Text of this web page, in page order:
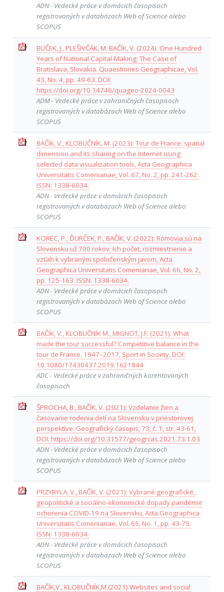
ADN - Vedecké práce v domácich časopisoch
registrovaných v databázach Web of Science alebo
SCOPUS
BUČEK, J., PLEŠIVČÁK, M. BAČÍK, V. (2024). One Hundred
Years of National Capital-Making: The Case of
Bratislava, Slovakia. Quaestiones Geographicae, Vol.
43, No. 4, pp. 49-63. DOI:
https://doi.org/10.14746/quageo-2024-0043
ADM - Vedecké práce v zahraničných časopisoch
registrovaných v databázach Web of Science alebo
SCOPUS
BAČÍK, V., KLOBUČNÍK, M. (2023): Tour de France: spatial
dimension and its sharing on the Internet using
selected data visualization tools, Acta Geographica
Universitatis Comenianae, Vol. 67, No. 2, pp. 241-262.
ISSN: 1338-6034.
ADN - Vedecké práce v domácich časopisoch
registrovaných v databázach Web of Science alebo
SCOPUS
KOREC, P., ĎURČEK, P., BAČÍK, V. (2022): Rómovia sú na
Slovensku už 700 rokov; Ich počet, rozmiestnenie a
vzťah k vybraným spoločenským javom, Acta
Geographica Universitatis Comenianae, Vol. 66, No. 2,
pp. 125-163. ISSN: 1338-6034.
ADN - Vedecké práce v domácich časopisoch
registrovaných v databázach Web of Science alebo
SCOPUS
BAČÍK, V., KLOBUČNÍK M., MIGNOT, J.F. (2021). What
made the tour successful? Competitive balance in the
tour de France, 1947–2017, Sport in Society, DOI:
10.1080/17430437.2019.1621844
ADC - Vedecké práce v zahraničných karentovaných
časopisoch
ŠPROCHA, B., BAČÍK, V. (2021): Vzdelanie žien a
časovanie rodenia detí na Slovensku v priestorovej
perspektíve. Geografický časopis, 73, č. 1, str. 43-61,
DOI: https://doi.org/10.31577/geogrcas.2021.73.1.03
ADN - Vedecké práce v domácich časopisoch
registrovaných v databázach Web of Science alebo
SCOPUS
PRZYBYLA, V., BAČÍK, V. (2021): Vybrané geografické,
geopolitické a sociálno-ekonomické dopady pandémie
ochorenia COVID-19 na Slovensku, Acta Geographica
Universitatis Comenianae, Vol. 65, No. 1, pp. 43-75.
ISSN: 1338-6034.
ADN - Vedecké práce v domácich časopisoch
registrovaných v databázach Web of Science alebo
SCOPUS
BAČÍK,V., KLOBUČNÍK,M.(2021).Websites and social